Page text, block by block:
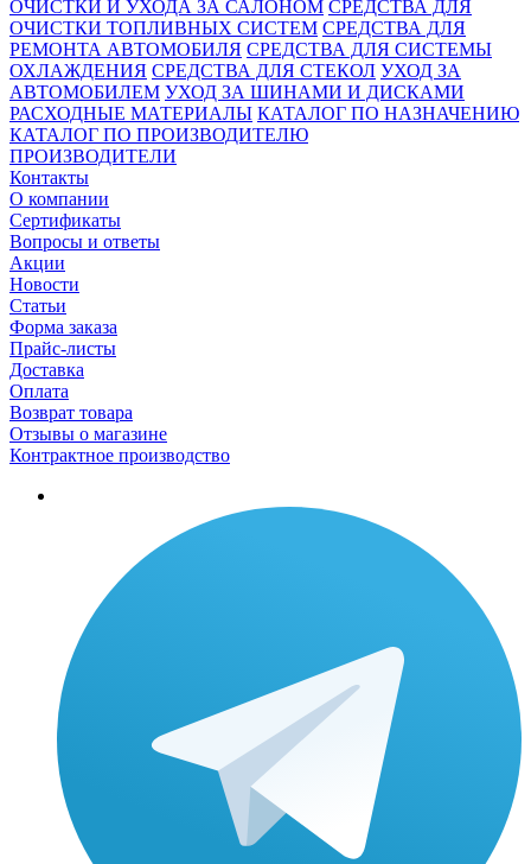
ОЧИСТКИ И УХОДА ЗА САЛОНОМ СРЕДСТВА ДЛЯ
ОЧИСТКИ ТОПЛИВНЫХ СИСТЕМ СРЕДСТВА ДЛЯ
РЕМОНТА АВТОМОБИЛЯ СРЕДСТВА ДЛЯ СИСТЕМЫ
ОХЛАЖДЕНИЯ СРЕДСТВА ДЛЯ СТЕКОЛ УХОД ЗА
АВТОМОБИЛЕМ УХОД ЗА ШИНАМИ И ДИСКАМИ
РАСХОДНЫЕ МАТЕРИАЛЫ КАТАЛОГ ПО НАЗНАЧЕНИЮ
КАТАЛОГ ПО ПРОИЗВОДИТЕЛЮ
ПРОИЗВОДИТЕЛИ
Контакты
О компании
Сертификаты
Вопросы и ответы
Акции
Новости
Статьи
Форма заказа
Прайс-листы
Доставка
Оплата
Возврат товара
Отзывы о магазине
Контрактное производство